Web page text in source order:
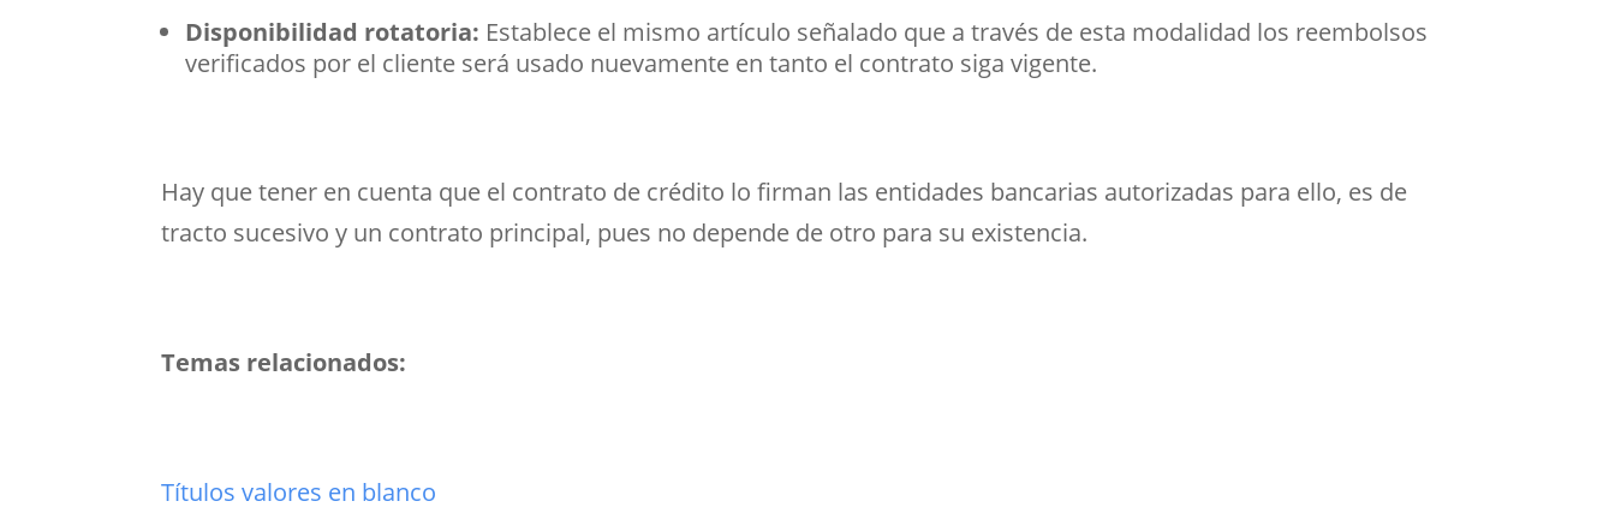
Disponibilidad rotatoria: Establece el mismo artículo señalado que a través de esta modalidad los reembolsos
verificados por el cliente será usado nuevamente en tanto el contrato siga vigente.
Hay que tener en cuenta que el contrato de crédito lo firman las entidades bancarias autorizadas para ello, es de
tracto sucesivo y un contrato principal, pues no depende de otro para su existencia.
Temas relacionados:
Títulos valores en blanco